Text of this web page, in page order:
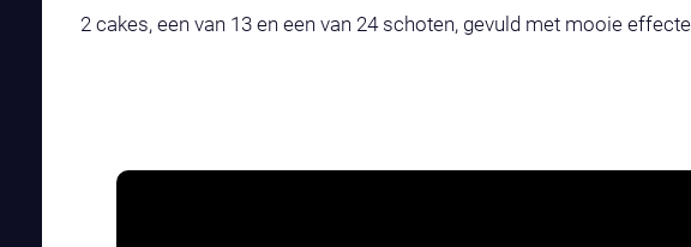
2 cakes, een van 13 en een van 24 schoten, gevuld met mooie